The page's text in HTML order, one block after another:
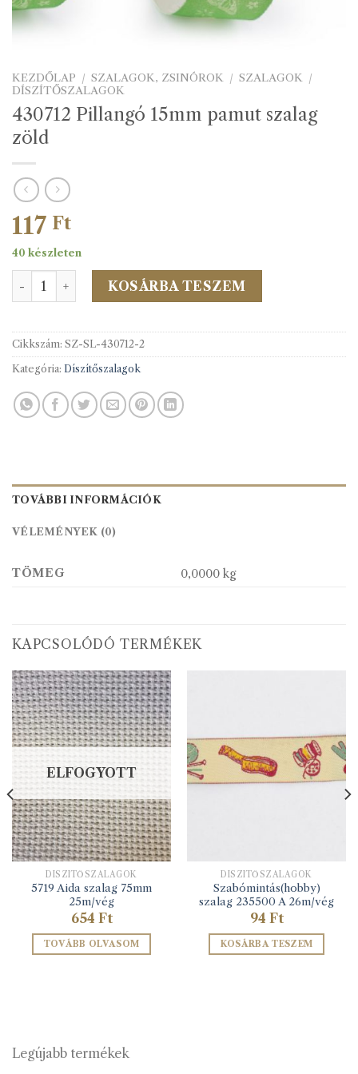
KEZDŐLAP / SZALAGOK, ZSINÓROK / SZALAGOK /
DÍSZÍTŐSZALAGOK
430712 Pillangó 15mm pamut szalag
zöld
117 Ft
40 készleten
430712 Pillangó 15mm pamut szalag zöld mennyiség
KOSÁRBA TESZEM
Cikkszám: SZ-SL-430712-2
Kategória: Díszítőszalagok
TOVÁBBI INFORMÁCIÓK
VÉLEMÉNYEK (0)
TÖMEG 0,0000 kg
KAPCSOLÓDÓ TERMÉKEK
ELFOGYOTT
DÍSZÍTŐSZALAGOK
5719 Aida szalag 75mm
25m/vég
654 Ft
TOVÁBB OLVASOM
DÍSZÍTŐSZALAGOK
Szabómintás(hobby)
szalag 235500 A 26m/vég
94 Ft
KOSÁRBA TESZEM
Legújabb termékek